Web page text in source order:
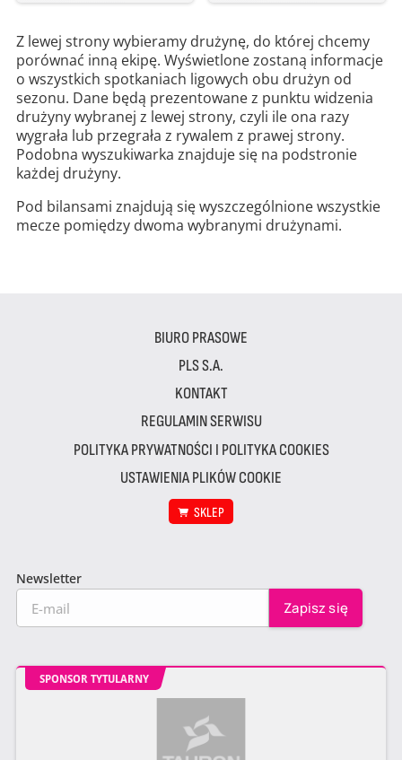
Z lewej strony wybieramy drużynę, do której chcemy
porównać inną ekipę. Wyświetlone zostaną informacje
o wszystkich spotkaniach ligowych obu drużyn od
sezonu. Dane będą prezentowane z punktu widzenia
drużyny wybranej z lewej strony, czyli ile ona razy
wygrała lub przegrała z rywalem z prawej strony.
Podobna wyszukiwarka znajduje się na podstronie
każdej drużyny.
Pod bilansami znajdują się wyszczególnione wszystkie
mecze pomiędzy dwoma wybranymi drużynami.
BIURO PRASOWE
PLS S.A.
KONTAKT
REGULAMIN SERWISU
POLITYKA PRYWATNOŚCI I POLITYKA COOKIES
USTAWIENIA PLIKÓW COOKIE
SKLEP
Newsletter
SPONSOR TYTULARNY